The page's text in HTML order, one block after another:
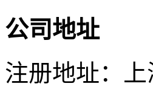
公司地址
注册地址：